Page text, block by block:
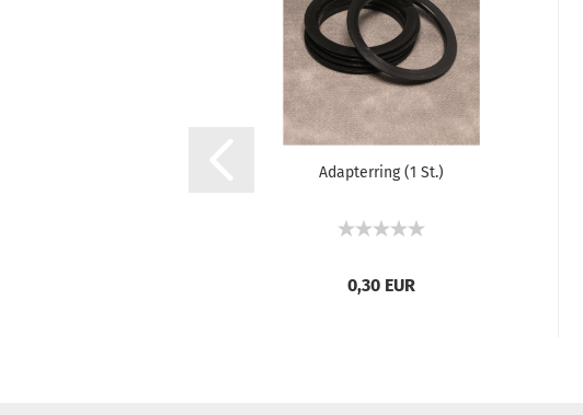
Adapterring (1 St.)
0,30 EUR